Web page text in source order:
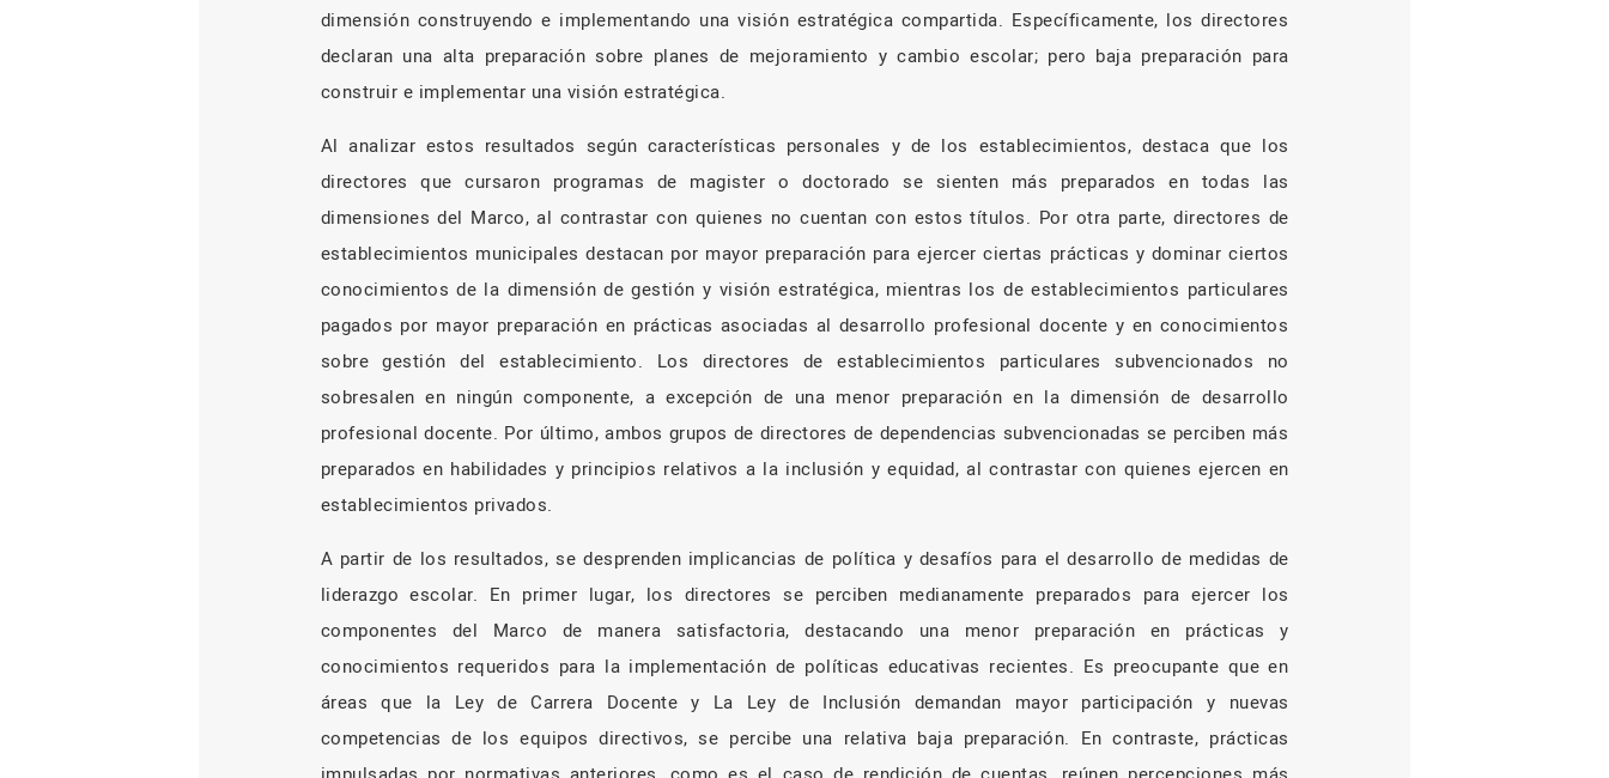
dimensión construyendo e implementando una visión estratégica compartida. Específicamente, los directores
declaran una alta preparación sobre planes de mejoramiento y cambio escolar; pero baja preparación para
construir e implementar una visión estratégica.
Al analizar estos resultados según características personales y de los establecimientos, destaca que los
directores que cursaron programas de magister o doctorado se sienten más preparados en todas las
dimensiones del Marco, al contrastar con quienes no cuentan con estos títulos. Por otra parte, directores de
establecimientos municipales destacan por mayor preparación para ejercer ciertas prácticas y dominar ciertos
conocimientos de la dimensión de gestión y visión estratégica, mientras los de establecimientos particulares
pagados por mayor preparación en prácticas asociadas al desarrollo profesional docente y en conocimientos
sobre gestión del establecimiento. Los directores de establecimientos particulares subvencionados no
sobresalen en ningún componente, a excepción de una menor preparación en la dimensión de desarrollo
profesional docente. Por último, ambos grupos de directores de dependencias subvencionadas se perciben más
preparados en habilidades y principios relativos a la inclusión y equidad, al contrastar con quienes ejercen en
establecimientos privados.
A partir de los resultados, se desprenden implicancias de política y desafíos para el desarrollo de medidas de
liderazgo escolar. En primer lugar, los directores se perciben medianamente preparados para ejercer los
componentes del Marco de manera satisfactoria, destacando una menor preparación en prácticas y
conocimientos requeridos para la implementación de políticas educativas recientes. Es preocupante que en
áreas que la Ley de Carrera Docente y La Ley de Inclusión demandan mayor participación y nuevas
competencias de los equipos directivos, se percibe una relativa baja preparación. En contraste, prácticas